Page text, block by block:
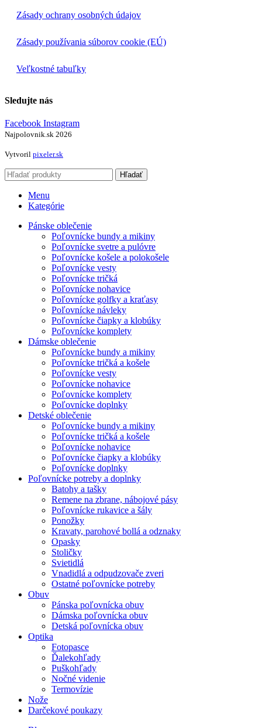
Zásady ochrany osobných údajov
Zásady používania súborov cookie (EÚ)
Veľkostné tabuľky
Sledujte nás
Facebook Instagram
Najpolovnik.sk 2026
Vytvoril pixeler.sk
Hľadať
Menu
Kategórie
Pánske oblečenie
Poľovnícke bundy a mikiny
Poľovnícke svetre a pulóvre
Poľovnícke košele a polokošele
Poľovnícke vesty
Poľovnícke tričká
Poľovnícke nohavice
Poľovnícke golfky a kraťasy
Poľovnícke návleky
Poľovnícke čiapky a klobúky
Poľovnícke komplety
Dámske oblečenie
Poľovnícke bundy a mikiny
Poľovnícke tričká a košele
Poľovnícke vesty
Poľovnícke nohavice
Poľovnícke komplety
Poľovnícke doplnky
Detské oblečenie
Poľovnícke bundy a mikiny
Poľovnícke tričká a košele
Poľovnícke nohavice
Poľovnícke čiapky a klobúky
Poľovnícke doplnky
Poľovnícke potreby a doplnky
Batohy a tašky
Remene na zbrane, nábojové pásy
Poľovnícke rukavice a šály
Ponožky
Kravaty, parohové bollá a odznaky
Opasky
Stoličky
Svietidlá
Vnadidlá a odpudzovače zveri
Ostatné poľovnícke potreby
Obuv
Pánska poľovnícka obuv
Dámska poľovnícka obuv
Detská poľovnícka obuv
Optika
Fotopasce
Ďalekohľady
Puškohľady
Nočné videnie
Termovízie
Nože
Darčekové poukazy